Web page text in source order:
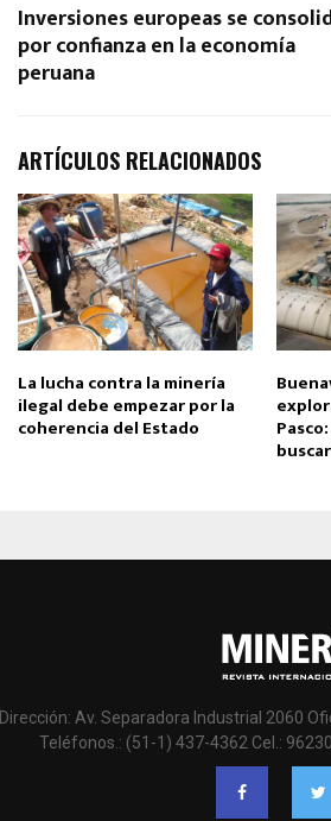
Inversiones europeas se
por confianza en la economía
peruana
ARTÍCULOS RELACIONADOS
La lucha contra la minería
ilegal debe empezar por la
coherencia del Estado
Dirección: Av. Separadora Industrial 2060
Teléfonos.: (51-1) 437-4362 Cel.: